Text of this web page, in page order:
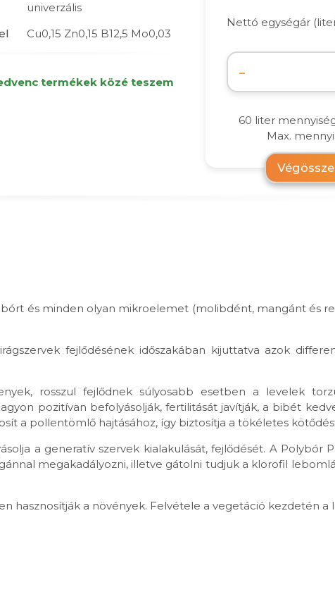
univerzális
Cu0,15 Zn0,15 B12,5 Mo0,03
termékek közé teszem
Nettó egységár
-
60 liter
Max.
és minden olyan mikroelemet (molibdént, mangánt és
fejlődésének időszakában kijuttatva azok
rosszul fejlődnek súlyosabb esetben a levelek
pozitívan befolyásolják, fertilitását javítják, a bibét
a pollentömlő hajtásához, így biztosítja a tökéletes
a generatív szervek kialakulását, fejlődését. A Polybór
megakadályozni, illetve gátolni tudjuk a klorofil
hasznosítják a növények. Felvétele a vegetáció kezdetén a